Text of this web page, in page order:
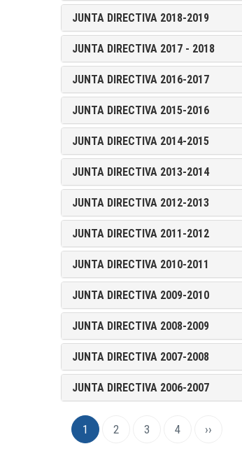
JUNTA DIRECTIVA 2018-2019
JUNTA DIRECTIVA 2017 - 2018
JUNTA DIRECTIVA 2016-2017
JUNTA DIRECTIVA 2015-2016
JUNTA DIRECTIVA 2014-2015
JUNTA DIRECTIVA 2013-2014
JUNTA DIRECTIVA 2012-2013
JUNTA DIRECTIVA 2011-2012
JUNTA DIRECTIVA 2010-2011
JUNTA DIRECTIVA 2009-2010
JUNTA DIRECTIVA 2008-2009
JUNTA DIRECTIVA 2007-2008
JUNTA DIRECTIVA 2006-2007
Paginación
Página
actual
1 Page
2 Page
3 Page
4
Siguiente
››